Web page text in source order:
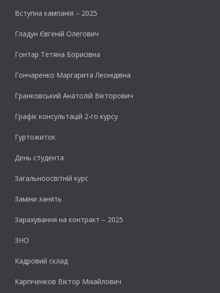
Вступна кампанія – 2025
Гладун Євгеній Олегович
Гонтар Тетяна Борисівна
Гончаренко Маргарита Леонідівна
Гранковський Анатолій Вікторович
Графік консультацій 2-го курсу
Гуртожиток
День студента
Загальноосвітній курс
Заміни занять
Зарахування на контракт – 2025
ЗНО
Кадровий склад
Карпіченков Віктор Міхайлович